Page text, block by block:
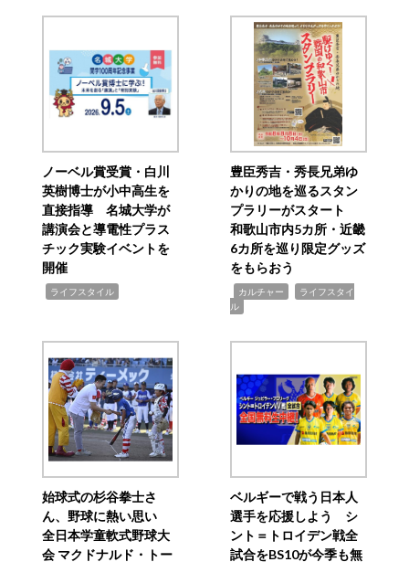
ノーベル賞受賞・白川
英樹博士が小中高生を
直接指導 名城大学が
講演会と導電性プラス
チック実験イベントを
開催
ライフスタイル
豊臣秀吉・秀長兄弟ゆ
かりの地を巡るスタン
プラリーがスタート
和歌山市内5カ所・近畿
6カ所を巡り限定グッズ
をもらおう
カルチャー
ライフスタイ
ル
始球式の杉谷拳士さ
ん、野球に熱い思い
全日本学童軟式野球大
会 マクドナルド・トー
ベルギーで戦う日本人
選手を応援しよう シ
ント＝トロイデン戦全
試合をBS10が今季も無